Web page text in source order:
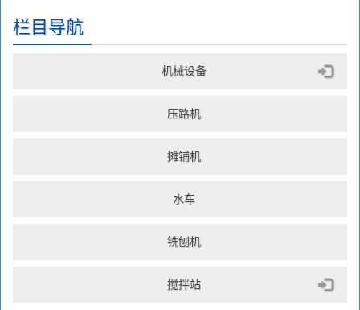
栏目导航
机械设备
压路机
摊铺机
水车
铣刨机
搅拌站